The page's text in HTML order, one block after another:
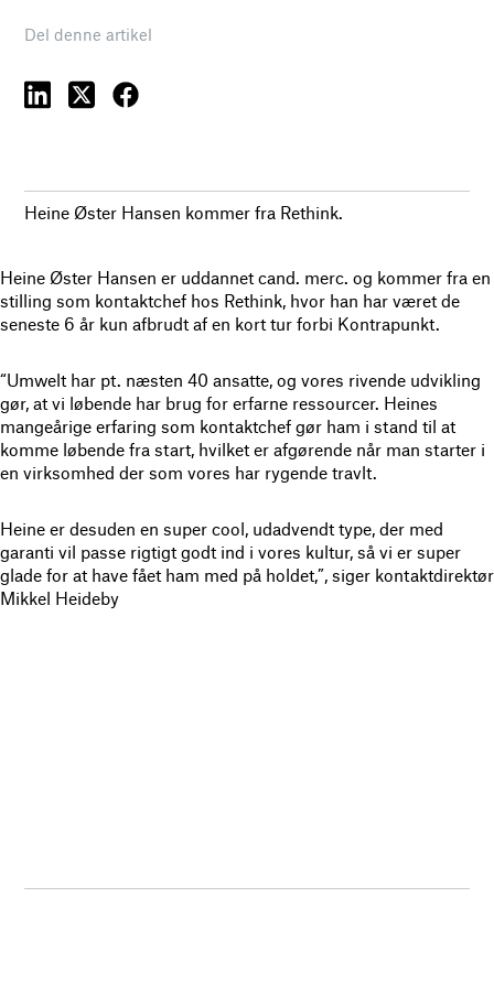
Del denne artikel
Heine Øster Hansen kommer fra Rethink.
Heine Øster Hansen er uddannet cand. merc. og kommer fra en
stilling som kontaktchef hos Rethink, hvor han har været de
seneste 6 år kun afbrudt af en kort tur forbi Kontrapunkt.
“Umwelt har pt. næsten 40 ansatte, og vores rivende udvikling
gør, at vi løbende har brug for erfarne ressourcer. Heines
mangeårige erfaring som kontaktchef gør ham i stand til at
komme løbende fra start, hvilket er afgørende når man starter i
en virksomhed der som vores har rygende travlt.
Heine er desuden en super cool, udadvendt type, der med
garanti vil passe rigtigt godt ind i vores kultur, så vi er super
glade for at have fået ham med på holdet,”, siger kontaktdirektør
Mikkel Heideby